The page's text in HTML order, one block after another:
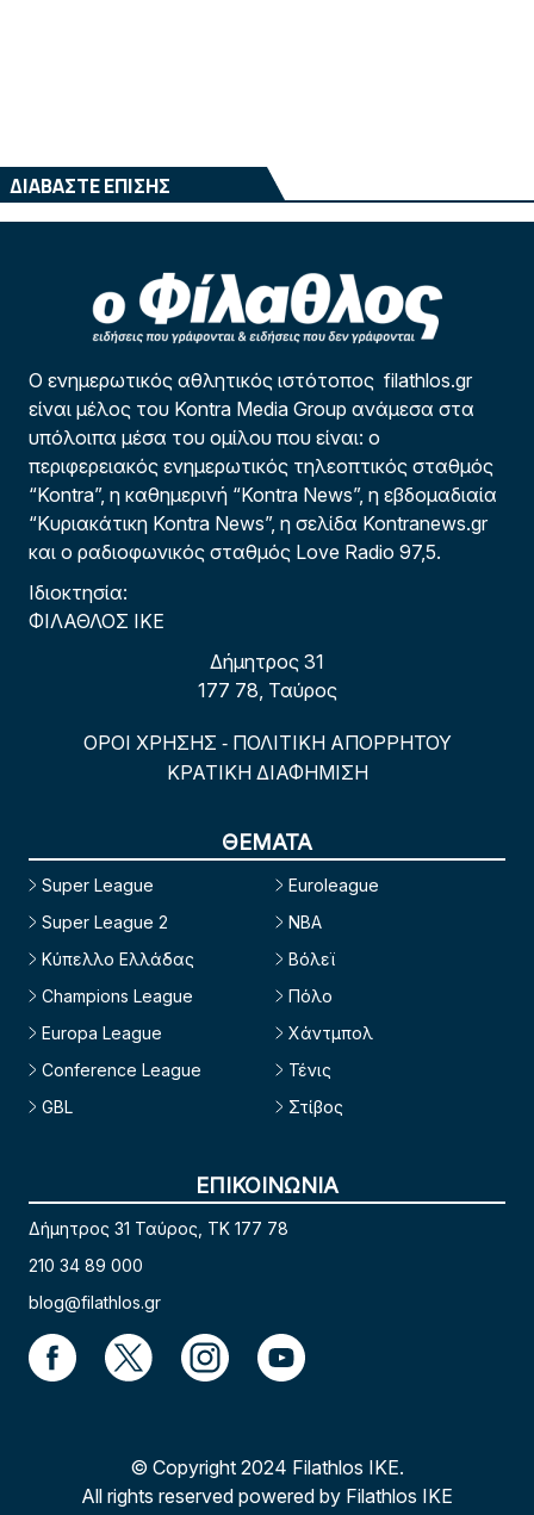
ΔΙΑΒΑΣΤΕ ΕΠΙΣΗΣ
Ο ενημερωτικός αθλητικός ιστότοπος filathlos.gr
είναι μέλος του Kontra Media Group ανάμεσα στα
υπόλοιπα μέσα του ομίλου που είναι: ο
περιφερειακός ενημερωτικός τηλεοπτικός σταθμός
“Kontra”, η καθημερινή “Kontra News”, η εβδομαδιαία
“Κυριακάτικη Kontra News”, η σελίδα Kontranews.gr
και ο ραδιοφωνικός σταθμός Love Radio 97,5.
Ιδιοκτησία:
ΦΙΛΑΘΛΟΣ ΙΚΕ
Δήμητρος 31
177 78, Ταύρος
ΟΡΟΙ ΧΡΗΣΗΣ - ΠΟΛΙΤΙΚΗ ΑΠΟΡΡΗΤΟΥ
ΚΡΑΤΙΚΗ ΔΙΑΦΗΜΙΣΗ
ΘΕΜΑΤΑ
Super League
Super League 2
Κύπελλο Ελλάδας
Champions League
Europa League
Conference League
GBL
Euroleague
NBA
Βόλεϊ
Πόλο
Χάντμπολ
Τένις
Στίβος
ΕΠΙΚΟΙΝΩΝΙΑ
Δήμητρος 31 Ταύρος, TK 177 78
210 34 89 000
blog@filathlos.gr
© Copyright 2024 Filathlos ΙΚΕ.
All rights reserved powered by Filathlos ΙΚΕ